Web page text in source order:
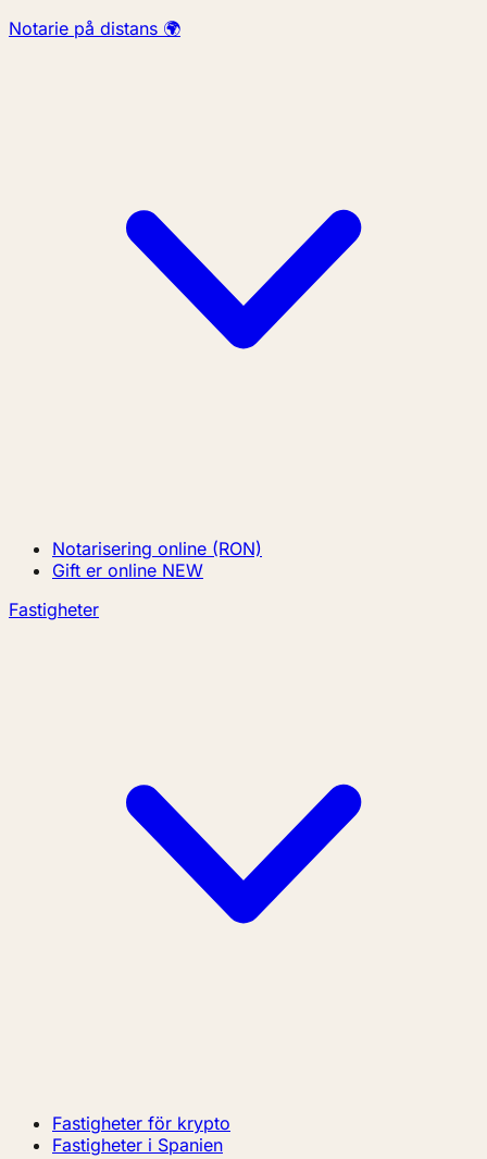
Notarie på distans 🌍
Notarisering online (RON)
Gift er online NEW
Fastigheter
Fastigheter för krypto
Fastigheter i Spanien